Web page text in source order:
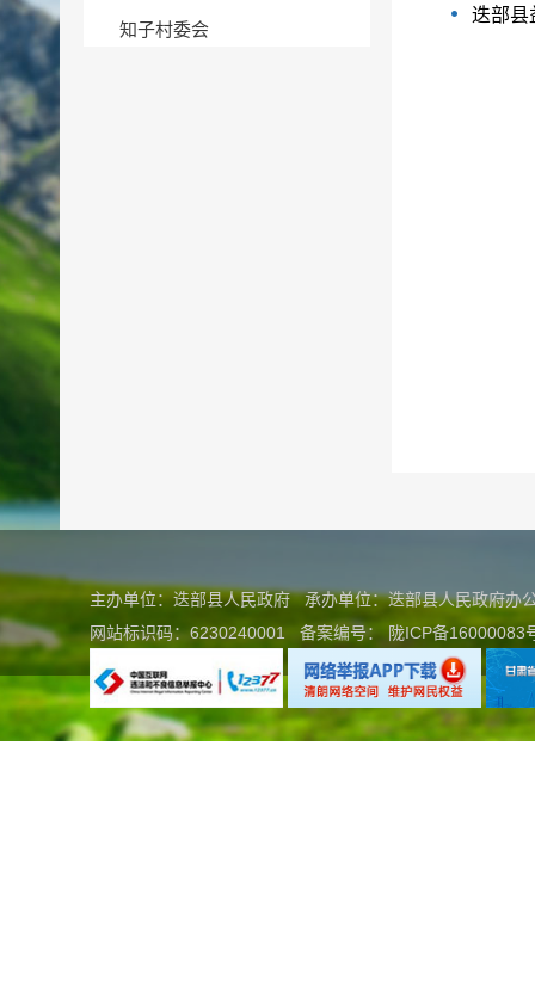
知子村委会
迭部县
主办单位：迭部县人民政府 承办单位：迭部县人民政府
网站标识码：6230240001
备案编号： 陇ICP备16000083